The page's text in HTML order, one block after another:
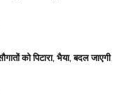
को पिटारा, भैया, बदल जाएगी